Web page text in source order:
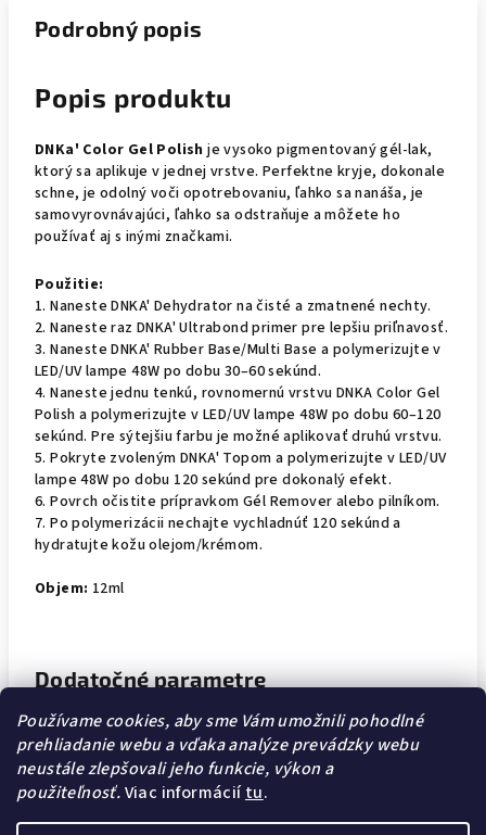
Používame cookies, aby sme Vám umožnili pohodlné
prehliadanie webu a vďaka analýze prevádzky webu
neustále zlepšovali jeho funkcie, výkon a
použiteľnosť.Viac informáciítu.
Podrobný popis
Popis produktu
DNKa' Color Gel Polish je vysoko pigmentovaný gél-lak,
ktorý sa aplikuje v jednej vrstve. Perfektne kryje, dokonale
schne, je odolný voči opotrebovaniu, ľahko sa nanáša, je
samovyrovnávajúci, ľahko sa odstraňuje a môžete ho
používať aj s inými značkami.
Použitie:
1. Naneste DNKA' Dehydrator na čisté a zmatnené nechty.
2. Naneste raz DNKA' Ultrabond primer pre lepšiu priľnavosť.
3. Naneste DNKA' Rubber Base/Multi Base a polymerizujte v
LED/UV lampe 48W po dobu 30–60 sekúnd.
4. Naneste jednu tenkú, rovnomernú vrstvu DNKA Color Gel
Polish a polymerizujte v LED/UV lampe 48W po dobu 60–120
sekúnd. Pre sýtejšiu farbu je možné aplikovať druhú vrstvu.
5. Pokryte zvoleným DNKA' Topom a polymerizujte v LED/UV
lampe 48W po dobu 120 sekúnd pre dokonalý efekt.
6. Povrch očistite prípravkom Gél Remover alebo pilníkom.
7. Po polymerizácii nechajte vychladnúť 120 sekúnd a
hydratujte kožu olejom/krémom.
Objem: 12ml
Dodatočné parametre
Kategória:
GEL LAKY
EAN: 4820294112977